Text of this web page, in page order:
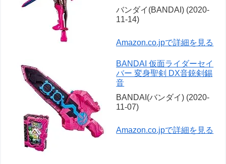
バンダイ(BANDAI) (2020-
11-14)
Amazon.co.jpで詳細を見る
BANDAI 仮面ライダーセイ
バー 変身聖剣 DX音銃剣錫
音
BANDAI(バンダイ) (2020-
11-07)
Amazon.co.jpで詳細を見る